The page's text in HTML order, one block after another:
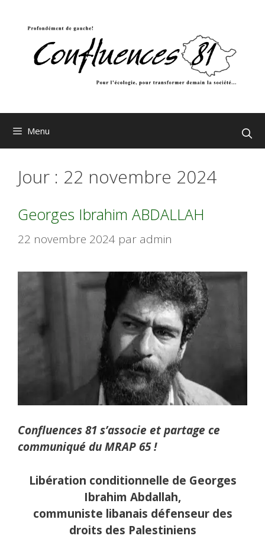
Menu
Jour : 22 novembre 2024
Georges Ibrahim ABDALLAH
22 novembre 2024 par admin
Confluences 81 s’associe et partage ce
communiqué du MRAP 65 !
Libération conditionnelle de Georges
Ibrahim Abdallah,
communiste libanais défenseur des
droits des Palestiniens